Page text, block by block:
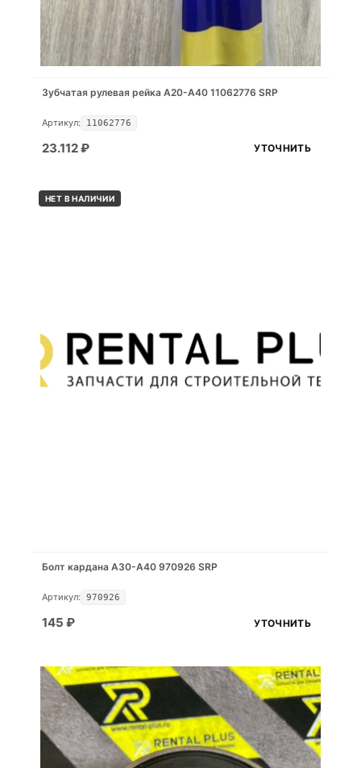
Зубчатая рулевая рейка A20-A40 11062776 SRP
Артикул: 11062776
23.112₽ УТОЧНИТЬ
НЕТ В НАЛИЧИИ
Болт кардана A30-A40 970926 SRP
Артикул: 970926
145 ₽ УТОЧНИТЬ